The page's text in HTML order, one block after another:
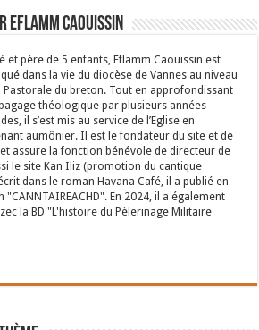
Eflamm Caouissin
et père de 5 enfants, Eflamm Caouissin est
dans la vie du diocèse de Vannes au niveau
Pastorale du breton. Tout en approfondissant
théologique par plusieurs années
il s’est mis au service de l’Eglise en
aumônier. Il est le fondateur du site et de
assure la fonction bénévole de directeur de
le site Kan Iliz (promotion du cantique
dans le roman Havana Café, il a publié en
En 2024, il a également
la BD "L'histoire du Pèlerinage Militaire